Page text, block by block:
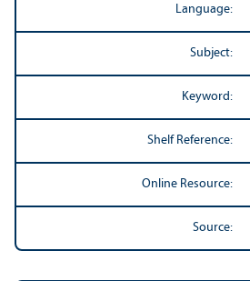
Language:
Subject:
Keyword:
Shelf Reference:
Online Resource:
Source: